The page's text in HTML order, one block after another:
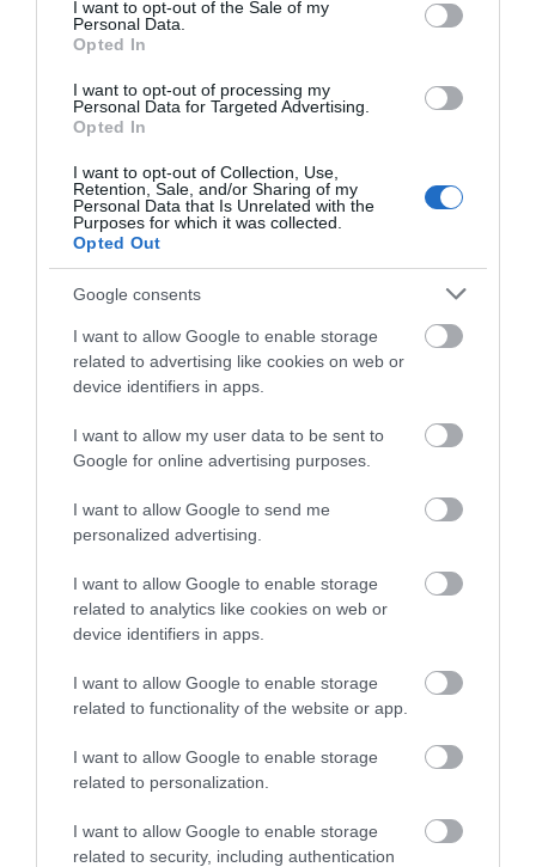
I want to opt-out of the Sale of my
Personal Data.
Opted In
I want to opt-out of processing my
Personal Data for Targeted Advertising.
Opted In
I want to opt-out of Collection, Use,
Retention, Sale, and/or Sharing of my
Personal Data that Is Unrelated with the
Purposes for which it was collected.
Opted Out
Google consents
I want to allow Google to enable storage
related to advertising like cookies on web or
device identifiers in apps.
I want to allow my user data to be sent to
Google for online advertising purposes.
I want to allow Google to send me
personalized advertising.
I want to allow Google to enable storage
related to analytics like cookies on web or
device identifiers in apps.
I want to allow Google to enable storage
related to functionality of the website or app.
I want to allow Google to enable storage
related to personalization.
I want to allow Google to enable storage
related to security, including authentication
Κατσαβίδι ίσιο 6*125mm
SKU
301206125
Άμεσα Διαθέσιμο
3,53 €
Αγορά
Άμεσα Διαθέσιμο
3,91 €
Κατσαβίδι ίσιο 6*75mm
Champion
SKU
Κατσαβίδι ίσιο 8*150mm
Champion
Άμεσα Διαθέσιμο